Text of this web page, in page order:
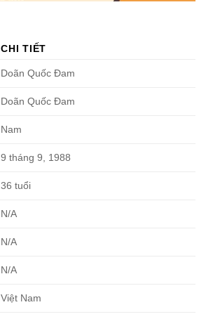
CHI TIẾT
Doãn Quốc Đam
Doãn Quốc Đam
Nam
9 tháng 9, 1988
36 tuổi
N/A
N/A
N/A
Việt Nam